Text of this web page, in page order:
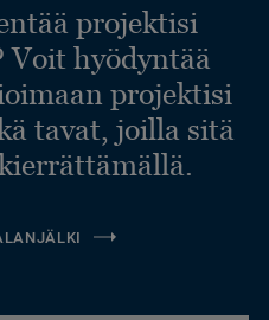
projektisi
hyödyntää
projektisi
tavat, joilla sitä